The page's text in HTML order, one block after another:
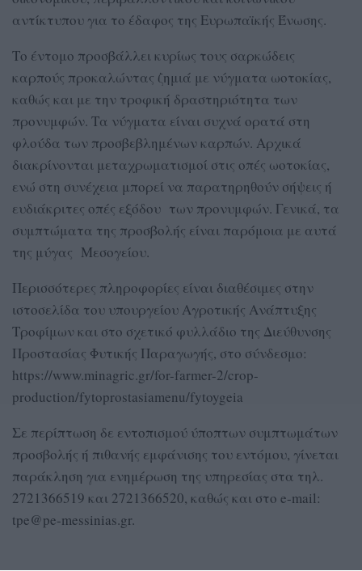
αντίκτυπου για το έδαφος της Ευρωπαϊκής Ένωσης.
Το έντομο προσβάλλει κυρίως τους σαρκώδεις
καρπούς προκαλώντας ζημιά με νύγματα ωοτοκίας,
καθώς και με την τροφική δραστηριότητα των
προνυμφών. Τα νύγματα είναι συχνά ορατά στη
φλούδα των προσβεβλημένων καρπών. Αρχικά
διακρίνονται μεταχρωματισμοί στις οπές ωοτοκίας,
ενώ στη συνέχεια μπορεί να παρατηρηθούν σήψεις ή
ευδιάκριτες οπές εξόδου των προνυμφών. Γενικά, τα
συμπτώματα της προσβολής είναι παρόμοια με αυτά
της μύγας Μεσογείου.
Περισσότερες πληροφορίες είναι διαθέσιμες στην
ιστοσελίδα του υπουργείου Αγροτικής Ανάπτυξης
Τροφίμων και στο σχετικό φυλλάδιο της Διεύθυνσης
Προστασίας Φυτικής Παραγωγής, στο σύνδεσμο:
https://www.minagric.gr/for-farmer-2/crop-
production/fytoprostasiamenu/fytoygeia
Σε περίπτωση δε εντοπισμού ύποπτων συμπτωμάτων
προσβολής ή πιθανής εμφάνισης του εντόμου, γίνεται
παράκληση για ενημέρωση της υπηρεσίας στα τηλ.
2721366519 και 2721366520, καθώς και στο e-mail:
tpe@pe-messinias.gr.